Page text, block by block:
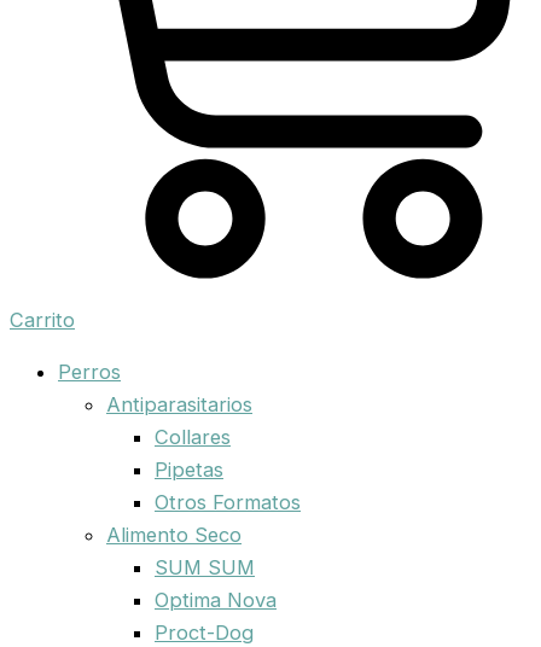
Carrito
Perros
Antiparasitarios
Collares
Pipetas
Otros Formatos
Alimento Seco
SUM SUM
Optima Nova
Proct-Dog